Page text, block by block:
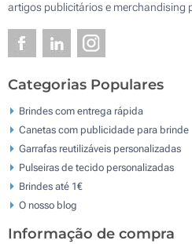
artigos publicitários e merchandising
Categorias Populares
Brindes com entrega rápida
Canetas com publicidade para brinde
Garrafas reutilizáveis personalizadas
Pulseiras de tecido personalizadas
Brindes até 1€
O nosso blog
Informação de compra